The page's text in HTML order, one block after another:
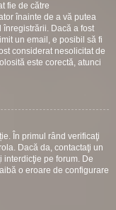
fie de către
înainte de a vă putea
înregistrării. Dacă a fost
un email, e posibil să fi
considerat nesolicitat de
este corectă, atunci
În primul rând verificaţi
Dacă da, contactaţi un
interdicţie pe forum. De
o eroare de configurare